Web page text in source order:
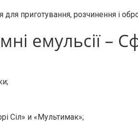
для приготування, розчинення і
емульсії –
Сіл» и «Мультимак»;